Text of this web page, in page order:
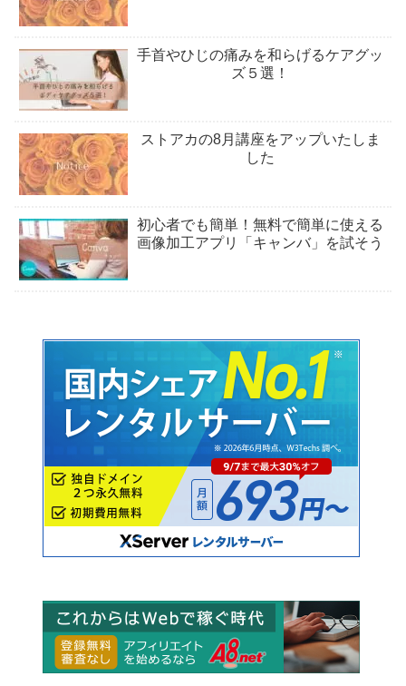
手首やひじの痛みを和らげるケアグッ
ズ５選！
ストアカの8月講座をアップいたしま
した
初心者でも簡単！無料で簡単に使える
画像加工アプリ「キャンバ」を試そう